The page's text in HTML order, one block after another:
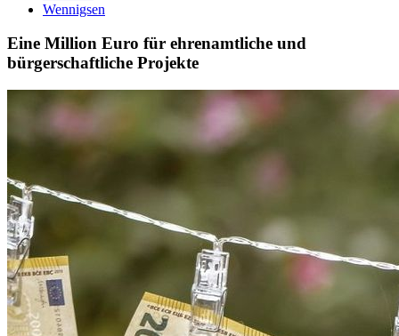
Wennigsen
Eine Million Euro für ehrenamtliche und
bürgerschaftliche Projekte